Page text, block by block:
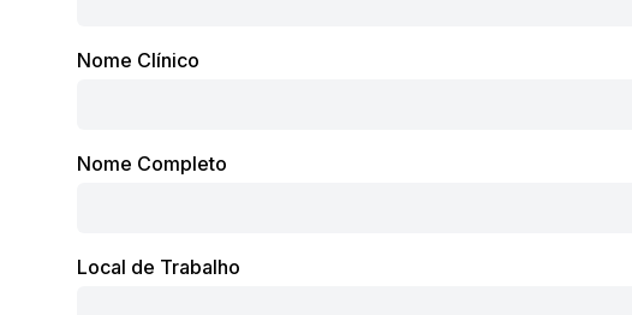
Nome Clínico
Nome Completo
Local de Trabalho